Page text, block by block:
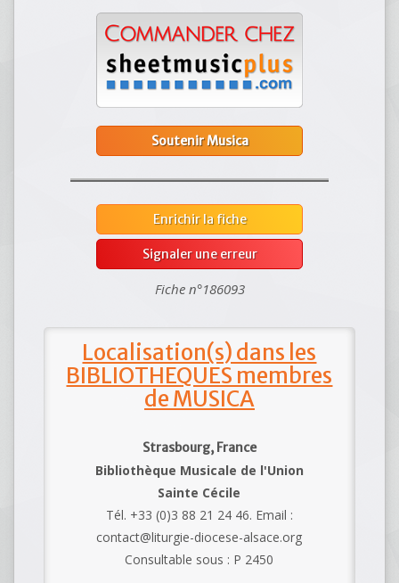
Soutenir Musica
Enrichir la fiche
Signaler une erreur
Fiche n°186093
Localisation(s) dans les
BIBLIOTHEQUES membres
de MUSICA
Strasbourg, France
Bibliothèque Musicale de l'Union
Sainte Cécile
Tél. +33 (0)3 88 21 24 46. Email :
contact@liturgie-diocese-alsace.org
Consultable sous : P 2450